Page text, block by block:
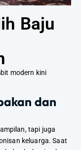
Baju
modern kini
dan
tapi juga
keluarga. Saat